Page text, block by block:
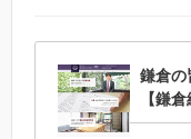
鎌倉の
【鎌